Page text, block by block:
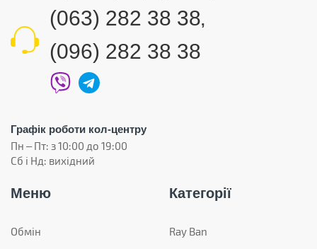
(063) 282 38 38,
(096) 282 38 38
Графік роботи кол-центру
Пн – Пт: з 10:00 до 19:00
Сб і Нд: вихідний
Меню
Обмін
Категорії
Ray Ban